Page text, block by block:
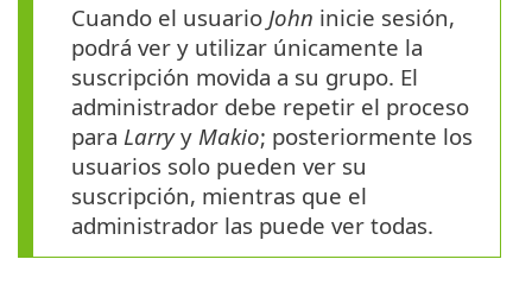
Cuando el usuario John inicie sesión,
podrá ver y utilizar únicamente la
suscripción movida a su grupo. El
administrador debe repetir el proceso
para Larryy Makio; posteriormente los
usuarios solo pueden ver su
suscripción, mientras que el
administrador las puede ver todas.